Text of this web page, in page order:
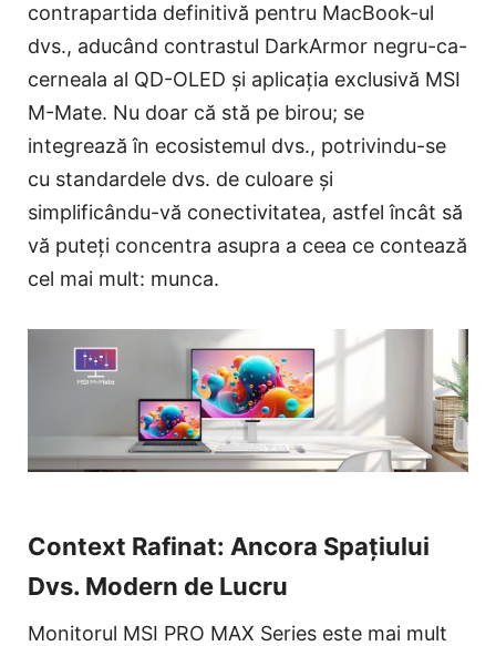
contrapartida definitivă pentru MacBook-ul
dvs., aducând contrastul DarkArmor negru-ca-
cerneala al QD-OLED și aplicația exclusivă MSI
M-Mate. Nu doar că stă pe birou; se
integrează în ecosistemul dvs., potrivindu-se
cu standardele dvs. de culoare și
simplificându-vă conectivitatea, astfel încât să
vă puteți concentra asupra a ceea ce contează
cel mai mult: munca.
Context Rafinat: Ancora Spațiului
Dvs. Modern de Lucru
Monitorul MSI PRO MAX Series este mai mult